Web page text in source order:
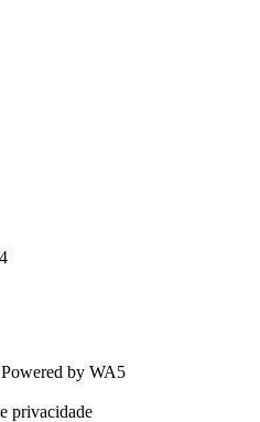
by WA5
privacidade